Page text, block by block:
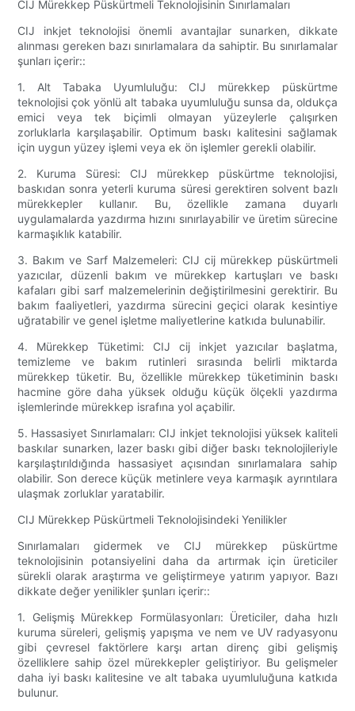
CIJ Mürekkep Püskürtmeli Teknolojisinin Sınırlamaları
CIJ inkjet teknolojisi önemli avantajlar sunarken, dikkate
alınması gereken bazı sınırlamalara da sahiptir. Bu sınırlamalar
şunları içerir::
1. Alt Tabaka Uyumluluğu: CIJ mürekkep püskürtme
teknolojisi çok yönlü alt tabaka uyumluluğu sunsa da, oldukça
emici veya tek biçimli olmayan yüzeylerle çalışırken
zorluklarla karşılaşabilir. Optimum baskı kalitesini sağlamak
için uygun yüzey işlemi veya ek ön işlemler gerekli olabilir.
2. Kuruma Süresi: CIJ mürekkep püskürtme teknolojisi,
baskıdan sonra yeterli kuruma süresi gerektiren solvent bazlı
mürekkepler kullanır. Bu, özellikle zamana duyarlı
uygulamalarda yazdırma hızını sınırlayabilir ve üretim sürecine
karmaşıklık katabilir.
3. Bakım ve Sarf Malzemeleri: CIJ cij mürekkep püskürtmeli
yazıcılar, düzenli bakım ve mürekkep kartuşları ve baskı
kafaları gibi sarf malzemelerinin değiştirilmesini gerektirir. Bu
bakım faaliyetleri, yazdırma sürecini geçici olarak kesintiye
uğratabilir ve genel işletme maliyetlerine katkıda bulunabilir.
4. Mürekkep Tüketimi: CIJ cij inkjet yazıcılar başlatma,
temizleme ve bakım rutinleri sırasında belirli miktarda
mürekkep tüketir. Bu, özellikle mürekkep tüketiminin baskı
hacmine göre daha yüksek olduğu küçük ölçekli yazdırma
işlemlerinde mürekkep israfına yol açabilir.
5. Hassasiyet Sınırlamaları: CIJ inkjet teknolojisi yüksek kaliteli
baskılar sunarken, lazer baskı gibi diğer baskı teknolojileriyle
karşılaştırıldığında hassasiyet açısından sınırlamalara sahip
olabilir. Son derece küçük metinlere veya karmaşık ayrıntılara
ulaşmak zorluklar yaratabilir.
CIJ Mürekkep Püskürtmeli Teknolojisindeki Yenilikler
Sınırlamaları gidermek ve CIJ mürekkep püskürtme
teknolojisinin potansiyelini daha da artırmak için üreticiler
sürekli olarak araştırma ve geliştirmeye yatırım yapıyor. Bazı
dikkate değer yenilikler şunları içerir::
1. Gelişmiş Mürekkep Formülasyonları: Üreticiler, daha hızlı
kuruma süreleri, gelişmiş yapışma ve nem ve UV radyasyonu
gibi çevresel faktörlere karşı artan direnç gibi gelişmiş
özelliklere sahip özel mürekkepler geliştiriyor. Bu gelişmeler
daha iyi baskı kalitesine ve alt tabaka uyumluluğuna katkıda
bulunur.